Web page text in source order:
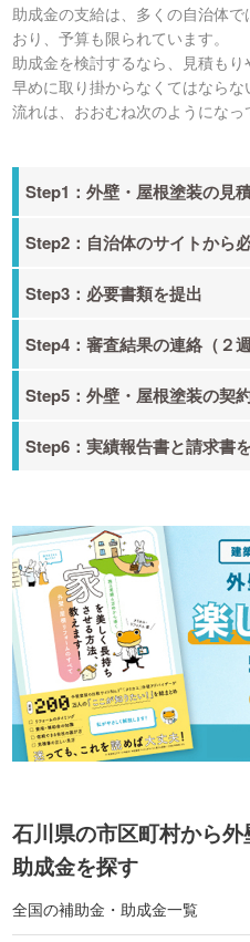
助成金の支給は、多くの自治体
おり、予算も限られています。
助成金を検討するなら、見積もり
早めに取り掛からなくてはなら
流れは、おおむね次のようになっ
Step1：外壁・屋根塗装の見
Step2：自治体のサイトから
Step3：必要書類を提出
Step4：審査結果の連絡（２週
Step5：外壁・屋根塗装の契
Step6：実績報告書と請求書
石川県の市区町村から
助成金を探す
全国の補助金・助成金一覧